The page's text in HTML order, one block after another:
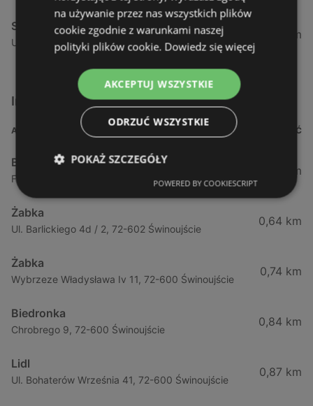
Stokrotka
Ul. Tatrzańska 3, 71-474 Szczecin
52,51 km
Inne sklepy Supermarkety w pobliżu
ADRES ODLEGŁOŚĆ
Biedronka
Fińska 4, 72-602 Świnoujście
0,23 km
Żabka
Ul. Barlickiego 4d / 2, 72-602 Świnoujście
0,64 km
Żabka
Wybrzeze Władysława Iv 11, 72-600 Świnoujście
0,74 km
Biedronka
Chrobrego 9, 72-600 Świnoujście
0,84 km
Lidl
Ul. Bohaterów Września 41, 72-600 Świnoujście
0,87 km
na używanie przez nas wszystkich plików
cookie zgodnie z warunkami naszej
polityki plików cookie. Dowiedz się więcej
AKCEPTUJ WSZYSTKIE
ODRZUĆ WSZYSTKIE
POKAŻ SZCZEGÓŁY
POWERED BY COOKIESCRIPT